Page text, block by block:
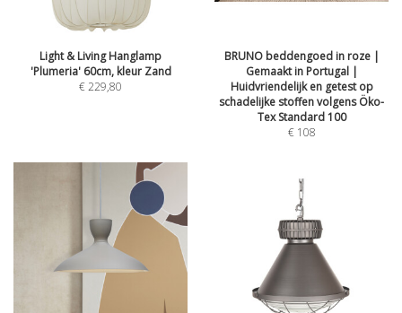
Light & Living Hanglamp
'Plumeria' 60cm, kleur Zand
€229,80
BRUNO beddengoed in roze |
Gemaakt in Portugal |
Huidvriendelijk en getest op
schadelijke stoffen volgens Öko-
Tex Standard 100
€ 108